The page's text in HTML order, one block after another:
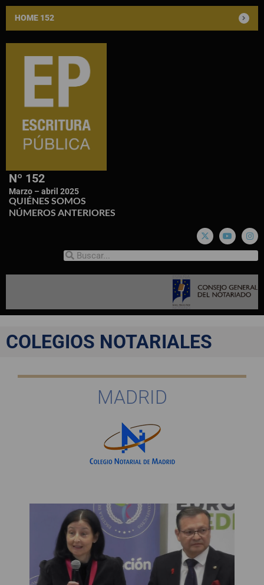
HOME 152
Nº 152
Marzo – abril 2025
QUIÉNES SOMOS
NÚMEROS ANTERIORES
COLEGIOS NOTARIALES
MADRID